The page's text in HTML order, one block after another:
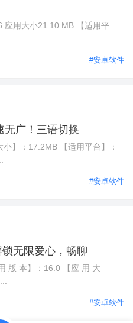
应用大小21.10 MB 【适用平
#安卓软件
无广！三语切换
小】：17.2MB 【适用平台】：
#安卓软件
无限爱心，畅聊
版 本】：16.0 【应 用 大
#安卓软件